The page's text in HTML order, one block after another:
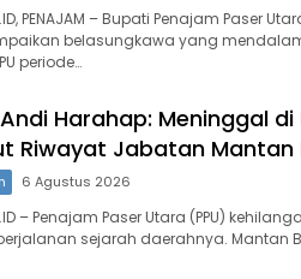
PENAJAM – Bupati Penajam Paser
belasungkawa yang
periode…
Harahap: Meninggal di
Riwayat Jabatan Mantan
6 Agustus 2026
– Penajam Paser Utara (PPU)
sejarah daerahnya. Mantan